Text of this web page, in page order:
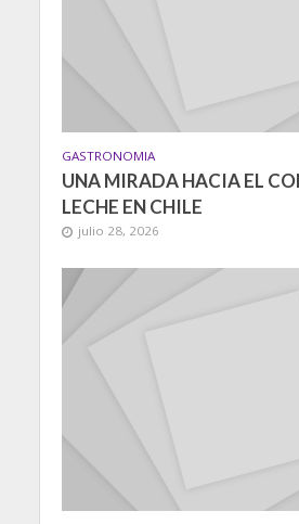
GASTRONOMIA
UNA MIRADA HACIA EL
LECHE EN CHILE
julio 28, 2026